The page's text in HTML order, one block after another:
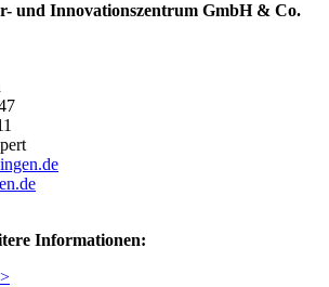
und Innovationszentrum GmbH & Co.
Informationen: